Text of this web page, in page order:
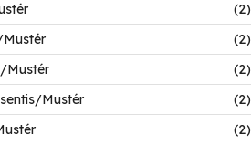
(2)
Mustér
(2)
Mustér
(2)
Mustér
(2)
(2)